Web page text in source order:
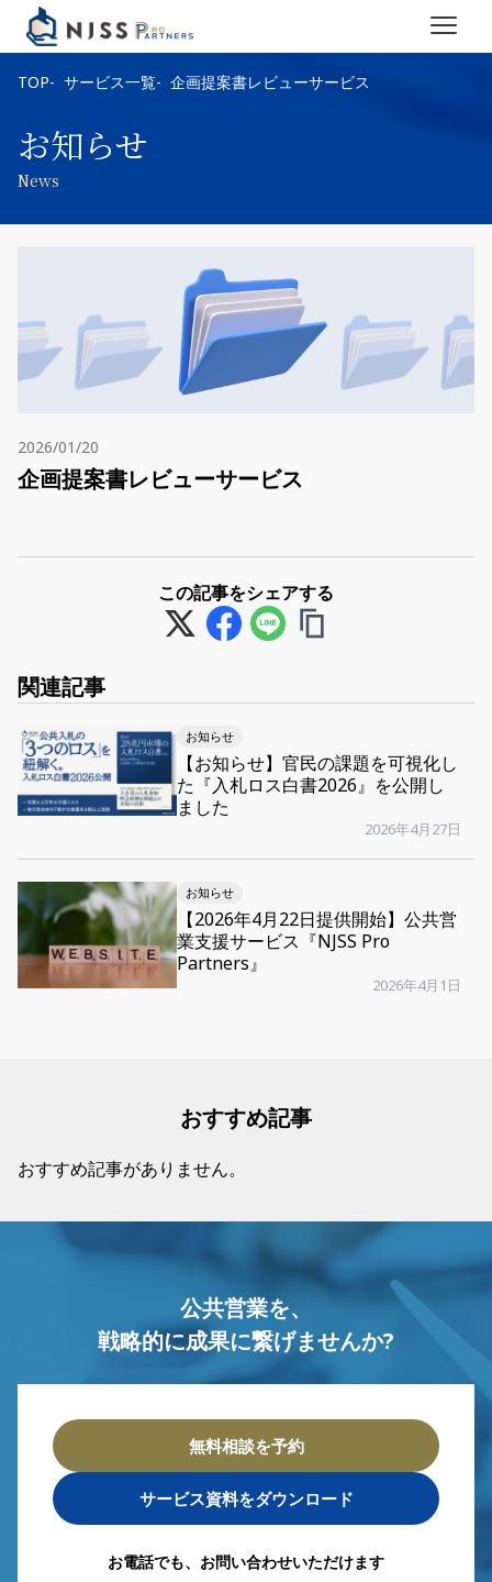
TOP サービス一覧 企画提案書レビューサービス
お知らせ
News
2026/01/20
企画提案書レビューサービス
この記事をシェアする
関連記事
お知らせ
【お知らせ】官民の課題を可視化し
た『入札ロス白書2026』を公開し
ました
2026年4月27日
お知らせ
【2026年4月22日提供開始】公共営
業支援サービス『NJSS Pro
Partners』
2026年4月1日
おすすめ記事
おすすめ記事がありません。
公共営業を、
戦略的に成果に繋げませんか?
無料相談を予約
サービス資料をダウンロード
お電話でも、お問い合わせいただけます